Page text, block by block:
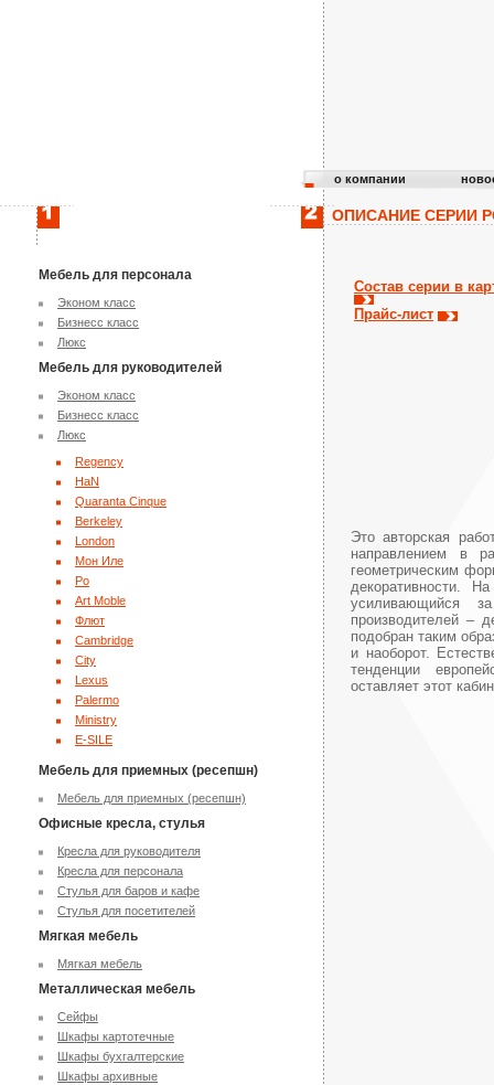
о компании
ОПИСАНИЕ СЕРИИ
Мебель для персонала
Эконом класс
Бизнесс класс
Люкс
Мебель для руководителей
Эконом класс
Бизнесс класс
Люкс
Regency
HaN
Quaranta Cinque
Berkeley
London
Мон Иле
Ро
Art Moble
Флют
Cambridge
City
Lexus
Palermo
Ministry
E-SILE
Мебель для приемных (ресепшн)
Мебель для приемных (ресепшн)
Офисные кресла, стулья
Кресла для руководителя
Кресла для персонала
Стулья для баров и кафе
Стулья для посетителей
Мягкая мебель
Мягкая мебель
Металлическая мебель
Сейфы
Шкафы картотечные
Шкафы бухгалтерские
Шкафы архивные
Состав серии в
Прайс-лист
Это авторская
направлением в
геометрическим
декоративности.
усиливающийся
производителей –
подобран таким
и наоборот.
тенденции
оставляет этот